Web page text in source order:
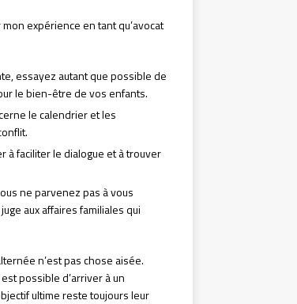
expérience en tant qu’avocat
essayez autant que possible de
le bien-être de vos enfants.
le calendrier et les
à faciliter le dialogue et à trouver
ne parvenez pas à vous
aux affaires familiales qui
n’est pas chose aisée.
possible d’arriver à un
ultime reste toujours leur